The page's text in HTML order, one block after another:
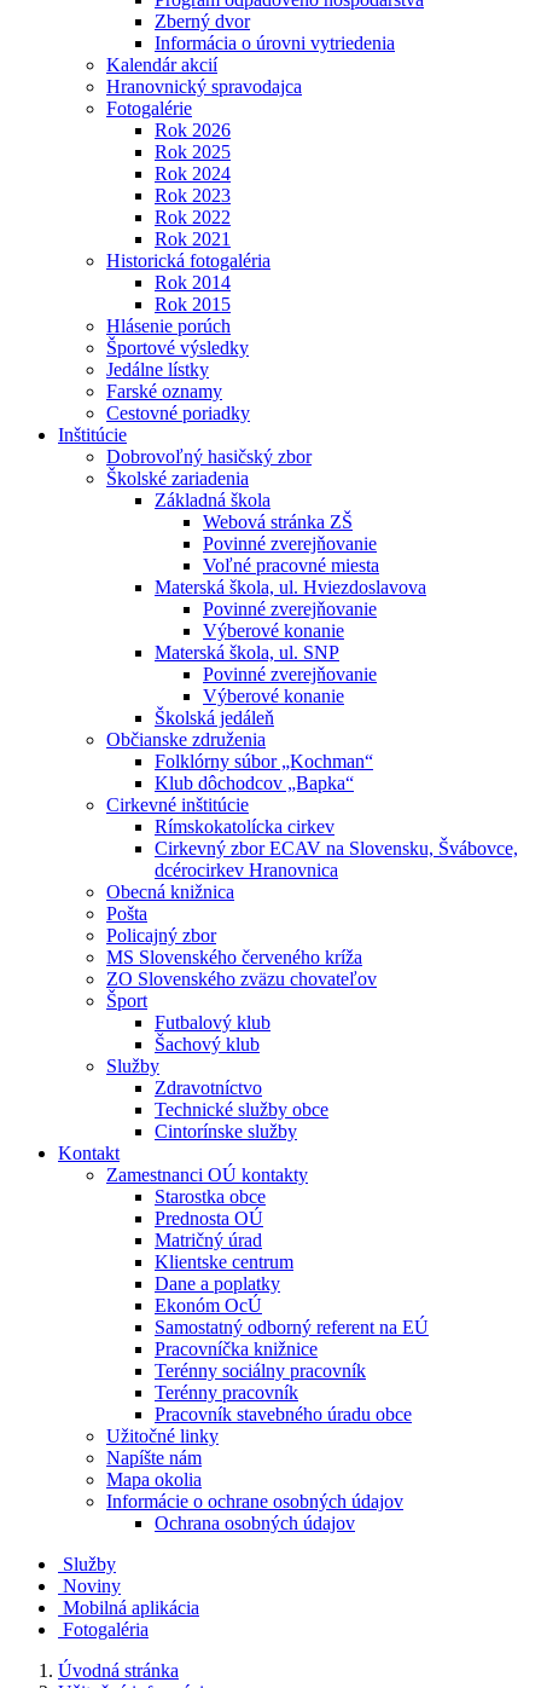
Zberný dvor
Informácia o úrovni vytriedenia
Kalendár akcií
Hranovnický spravodajca
Fotogalérie
Rok 2026
Rok 2025
Rok 2024
Rok 2023
Rok 2022
Rok 2021
Historická fotogaléria
Rok 2014
Rok 2015
Hlásenie porúch
Športové výsledky
Jedálne lístky
Farské oznamy
Cestovné poriadky
Inštitúcie
Dobrovoľný hasičský zbor
Školské zariadenia
Základná škola
Webová stránka ZŠ
Povinné zverejňovanie
Voľné pracovné miesta
Materská škola, ul. Hviezdoslavova
Povinné zverejňovanie
Výberové konanie
Materská škola, ul. SNP
Povinné zverejňovanie
Výberové konanie
Školská jedáleň
Občianske združenia
Folklórny súbor „Kochman“
Klub dôchodcov „Bapka“
Cirkevné inštitúcie
Rímskokatolícka cirkev
Cirkevný zbor ECAV na Slovensku, Švábovce,
dcérocirkev Hranovnica
Obecná knižnica
Pošta
Policajný zbor
MS Slovenského červeného kríža
ZO Slovenského zväzu chovateľov
Šport
Futbalový klub
Šachový klub
Služby
Zdravotníctvo
Technické služby obce
Cintorínske služby
Kontakt
Zamestnanci OÚ kontakty
Starostka obce
Prednosta OÚ
Matričný úrad
Klientske centrum
Dane a poplatky
Ekonóm OcÚ
Samostatný odborný referent na EÚ
Pracovníčka knižnice
Terénny sociálny pracovník
Terénny pracovník
Pracovník stavebného úradu obce
Užitočné linky
Napíšte nám
Mapa okolia
Informácie o ochrane osobných údajov
Ochrana osobných údajov
Služby
Noviny
Mobilná aplikácia
Fotogaléria
Úvodná stránka